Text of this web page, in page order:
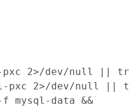
2>/dev/null ||
pxc 2>/dev/null ||
mysql-data &&